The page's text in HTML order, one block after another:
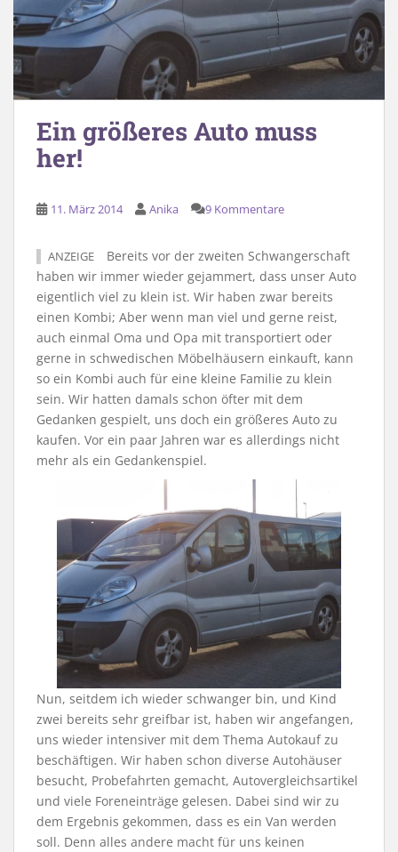
Ein größeres Auto muss
her!
11. März 2014 Anika 9 Kommentare
ANZEIGE
Bereits vor der zweiten Schwangerschaft
haben wir immer wieder gejammert, dass unser Auto
eigentlich viel zu klein ist. Wir haben zwar bereits
einen Kombi; Aber wenn man viel und gerne reist,
auch einmal Oma und Opa mit transportiert oder
gerne in schwedischen Möbelhäusern einkauft, kann
so ein Kombi auch für eine kleine Familie zu klein
sein. Wir hatten damals schon öfter mit dem
Gedanken gespielt, uns doch ein größeres Auto zu
kaufen. Vor ein paar Jahren war es allerdings nicht
mehr als ein Gedankenspiel.
Nun, seitdem ich wieder schwanger bin, und Kind
zwei bereits sehr greifbar ist, haben wir angefangen,
uns wieder intensiver mit dem Thema Autokauf zu
beschäftigen. Wir haben schon diverse Autohäuser
besucht, Probefahrten gemacht, Autovergleichsartikel
und viele Foreneinträge gelesen. Dabei sind wir zu
dem Ergebnis gekommen, dass es ein Van werden
soll. Denn alles andere macht für uns keinen